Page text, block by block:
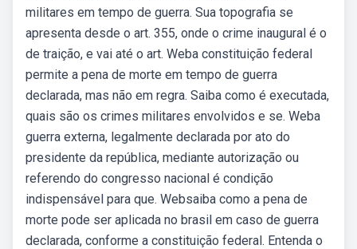
militares em tempo de guerra. Sua topografia se
apresenta desde o art. 355, onde o crime inaugural é o
de traição, e vai até o art. Weba constituição federal
permite a pena de morte em tempo de guerra
declarada, mas não em regra. Saiba como é executada,
quais são os crimes militares envolvidos e se. Weba
guerra externa, legalmente declarada por ato do
presidente da república, mediante autorização ou
referendo do congresso nacional é condição
indispensável para que. Websaiba como a pena de
morte pode ser aplicada no brasil em caso de guerra
declarada, conforme a constituição federal. Entenda o